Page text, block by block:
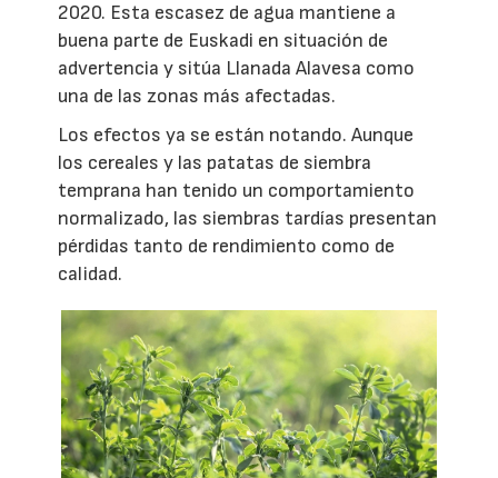
2020. Esta escasez de agua mantiene a
buena parte de Euskadi en situación de
advertencia y sitúa Llanada Alavesa como
una de las zonas más afectadas.
Los efectos ya se están notando. Aunque
los cereales y las patatas de siembra
temprana han tenido un comportamiento
normalizado, las siembras tardías presentan
pérdidas tanto de rendimiento como de
calidad.